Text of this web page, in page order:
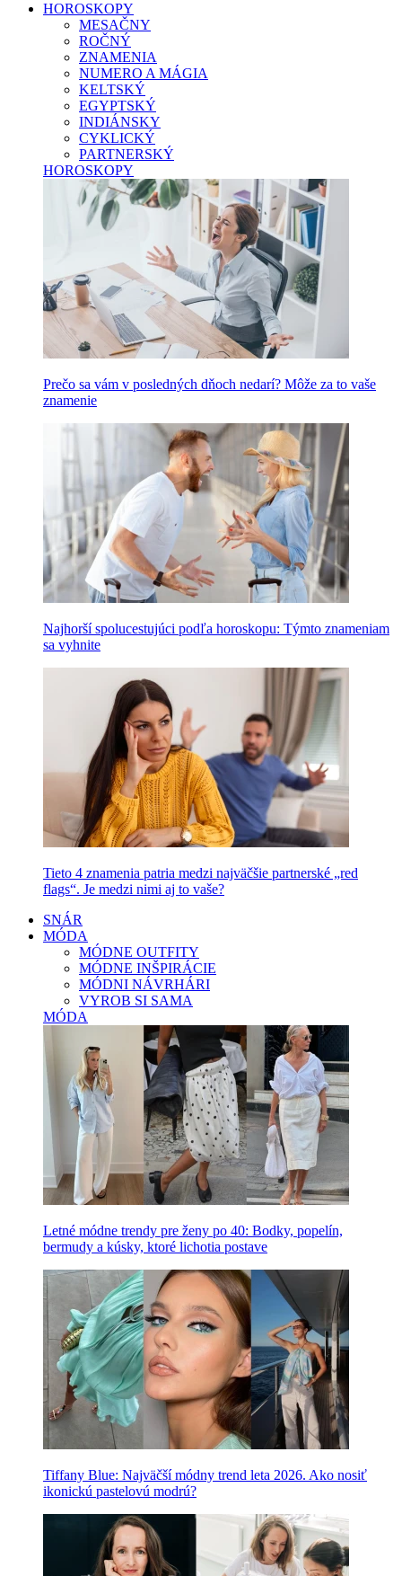
HOROSKOPY
MESAČNY
ROČNÝ
ZNAMENIA
NUMERO A MÁGIA
KELTSKÝ
EGYPTSKÝ
INDIÁNSKY
CYKLICKÝ
PARTNERSKÝ
HOROSKOPY
Prečo sa vám v posledných dňoch nedarí? Môže za to vaše
znamenie
Najhorší spolucestujúci podľa horoskopu: Týmto znameniam
sa vyhnite
Tieto 4 znamenia patria medzi najväčšie partnerské „red
flags“. Je medzi nimi aj to vaše?
SNÁR
MÓDA
MÓDNE OUTFITY
MÓDNE INŠPIRÁCIE
MÓDNI NÁVRHÁRI
VYROB SI SAMA
MÓDA
Letné módne trendy pre ženy po 40: Bodky, popelín,
bermudy a kúsky, ktoré lichotia postave
Tiffany Blue: Najväčší módny trend leta 2026. Ako nosiť
ikonickú pastelovú modrú?